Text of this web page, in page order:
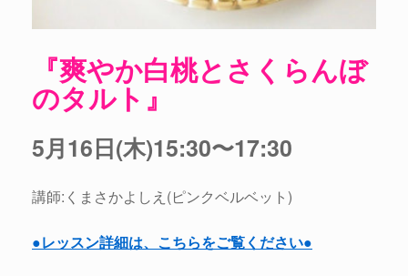
『爽やか白桃とさくらんぼ
のタルト』
5月16日(木)15:30〜17:30
講師:くまさかよしえ(ピンクベルベット)
●レッスン詳細は、こちらをご覧ください●